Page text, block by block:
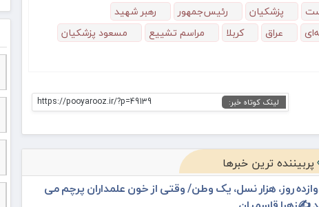
پزشکیان رئیس‌جمهور
رهبر شهید
عراق کربلا مراسم تشییع
مسعود پزشکیان
لینک کوتاه خبر: https://pooyarooz.ir/?p=49139
پربیننده ترین خبرها
روز، هزار نسل، یک وطن/ وقتی از خون علمداران پرچم می